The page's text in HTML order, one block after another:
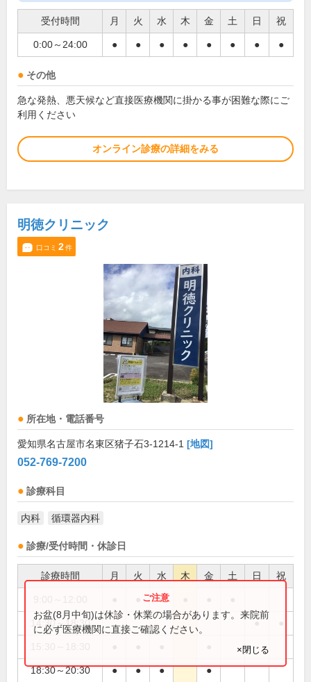
受付時間 月 火 水 木 金 土 日 祝
0:00～24:00 ● ● ● ● ● ● ● ●
その他
急な発熱、悪天候など直接医療機関に掛かる事が困難な際にご
利用ください
オンライン診療の詳細をみる
明徳クリニック
口コミ 2件
所在地・電話番号
愛知県名古屋市名東区猪子石3-1214-1 [地図]
052-769-7200
診療科目
内科 循環器内科
診療/受付時間・休診日
診療時間 月 火 水 木 金 土 日 祝
●
14:30～18:30 ●
18:30～20:30 ● ● ● ●
お盆(8月中旬)は休診・休業の場合があります。来院前
に必ず医療機関に直接ご確認ください。
×閉じる